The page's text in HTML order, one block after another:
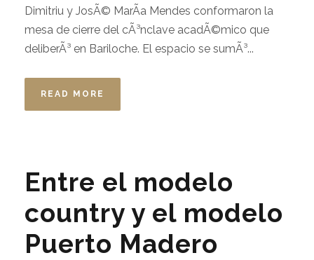
Dimitriu y JosÃ© MarÃ­a Mendes conformaron la
mesa de cierre del cÃ³nclave acadÃ©mico que
deliberÃ³ en Bariloche. El espacio se sumÃ³...
READ MORE
Entre el modelo
country y el modelo
Puerto Madero